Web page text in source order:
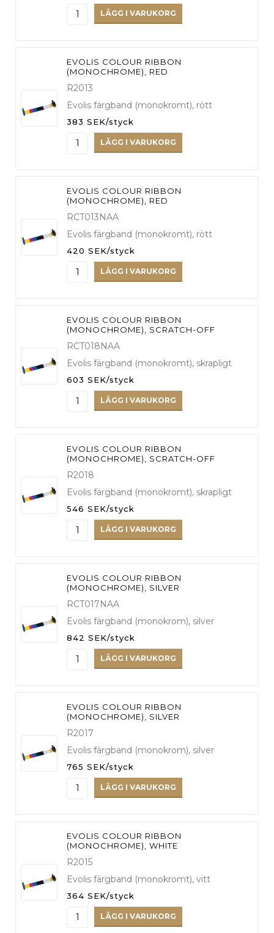
LÄGG I VARUKORG
EVOLIS COLOUR RIBBON
(MONOCHROME), RED
R2013
Evolis färgband (monokromt), rött
383 SEK/styck
LÄGG I VARUKORG
EVOLIS COLOUR RIBBON
(MONOCHROME), RED
RCT013NAA
Evolis färgband (monokromt), rött
420 SEK/styck
LÄGG I VARUKORG
EVOLIS COLOUR RIBBON
(MONOCHROME), SCRATCH-OFF
RCT018NAA
Evolis färgband (monokromt), skrapligt
603 SEK/styck
LÄGG I VARUKORG
EVOLIS COLOUR RIBBON
(MONOCHROME), SCRATCH-OFF
R2018
Evolis färgband (monokromt), skrapligt
546 SEK/styck
LÄGG I VARUKORG
EVOLIS COLOUR RIBBON
(MONOCHROME), SILVER
RCT017NAA
Evolis färgband (monokrom), silver
842 SEK/styck
LÄGG I VARUKORG
EVOLIS COLOUR RIBBON
(MONOCHROME), SILVER
R2017
Evolis färgband (monokrom), silver
765 SEK/styck
LÄGG I VARUKORG
EVOLIS COLOUR RIBBON
(MONOCHROME), WHITE
R2015
Evolis färgband (monokromt), vitt
364 SEK/styck
LÄGG I VARUKORG